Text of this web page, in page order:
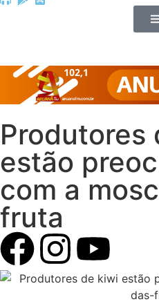
Produtores
estão
com a
fruta